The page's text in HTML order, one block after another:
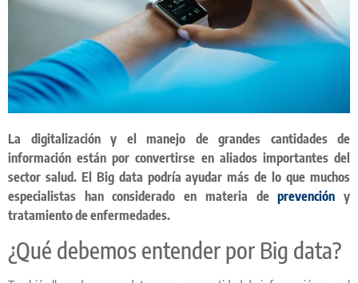
La digitalización y el manejo de grandes cantidades de
información están por convertirse en aliados importantes del
sector salud. El Big data podría ayudar más de lo que muchos
especialistas han considerado en materia deprevención y
tratamiento de enfermedades.
¿Qué debemos entender por Big data?